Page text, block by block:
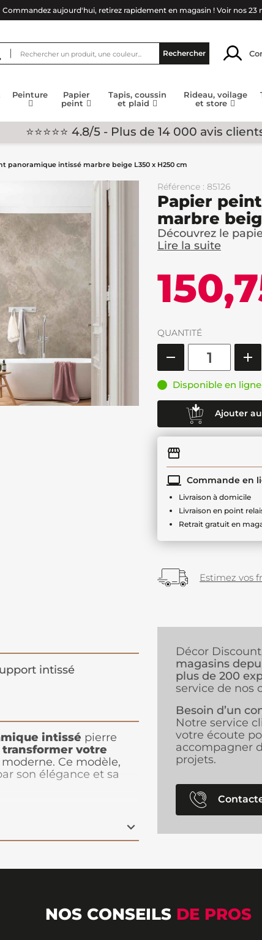
Commandez aujourd'hui, retirez rapidement en magasin ! Voir nos 23
Rechercher
Peinture
Papier
peint
Tapis, coussin
et plaid
Rideau, voilage
et store
⭐⭐⭐⭐⭐ 4.8/5 - Plus de 14 000 avis
panoramique intissé marbre beige L350 x H250 cm
Référence : 85126
Papier
marbre
Découvrez le
Lire la suite
QUANTITÉ
Disponible en
Ajouter
Commande en
Livraison à domicile
Livraison en point
Retrait gratuit en
Estimez vos
intissé
intissé pierre
transformer votre
Ce modèle,
son élégance et sa
apportant une
peint est parfait pour
avec style. Sublimez
Décor
magasins
plus de 200
service de nos
Besoin d’un
Notre service
votre écoute
accompagner
projets.
NOS CONSEILS DE PROS